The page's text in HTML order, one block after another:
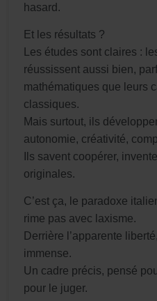
hasard.
Et les résultats ?
Les études sont claires :
réussissent aussi bien,
mathématiques que leurs
classiques.
Mais surtout, ils
autonomie, créativité,
Ils savent coopérer,
originales.
C’est ça, le paradoxe
rime pas avec laxisme.
Derrière l’apparente
immense.
Un cadre précis, pensé
pour le juger.